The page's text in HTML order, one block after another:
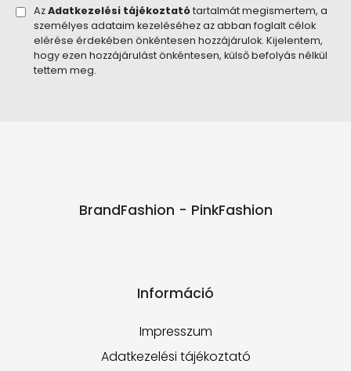
AzAdatkezelési tájékoztatótartalmát megismertem, a
személyes adataim kezeléséhez az abban foglalt célok
elérése érdekében önkéntesen hozzájárulok. Kijelentem,
hogy ezen hozzájárulást önkéntesen, külső befolyás nélkül
tettem meg.
BrandFashion - PinkFashion
Információ
Impresszum
Adatkezelési tájékoztató